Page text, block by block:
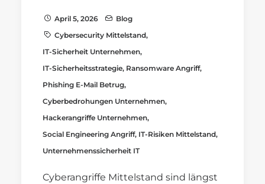
April 5, 2026
Blog
Cybersecurity Mittelstand,
IT-Sicherheit Unternehmen,
IT-Sicherheitsstrategie, Ransomware Angriff,
Phishing E-Mail Betrug,
Cyberbedrohungen Unternehmen,
Hackerangriffe Unternehmen,
Social Engineering Angriff, IT-Risiken Mittelstand,
Unternehmenssicherheit IT
Cyberangriffe Mittelstand sind längst